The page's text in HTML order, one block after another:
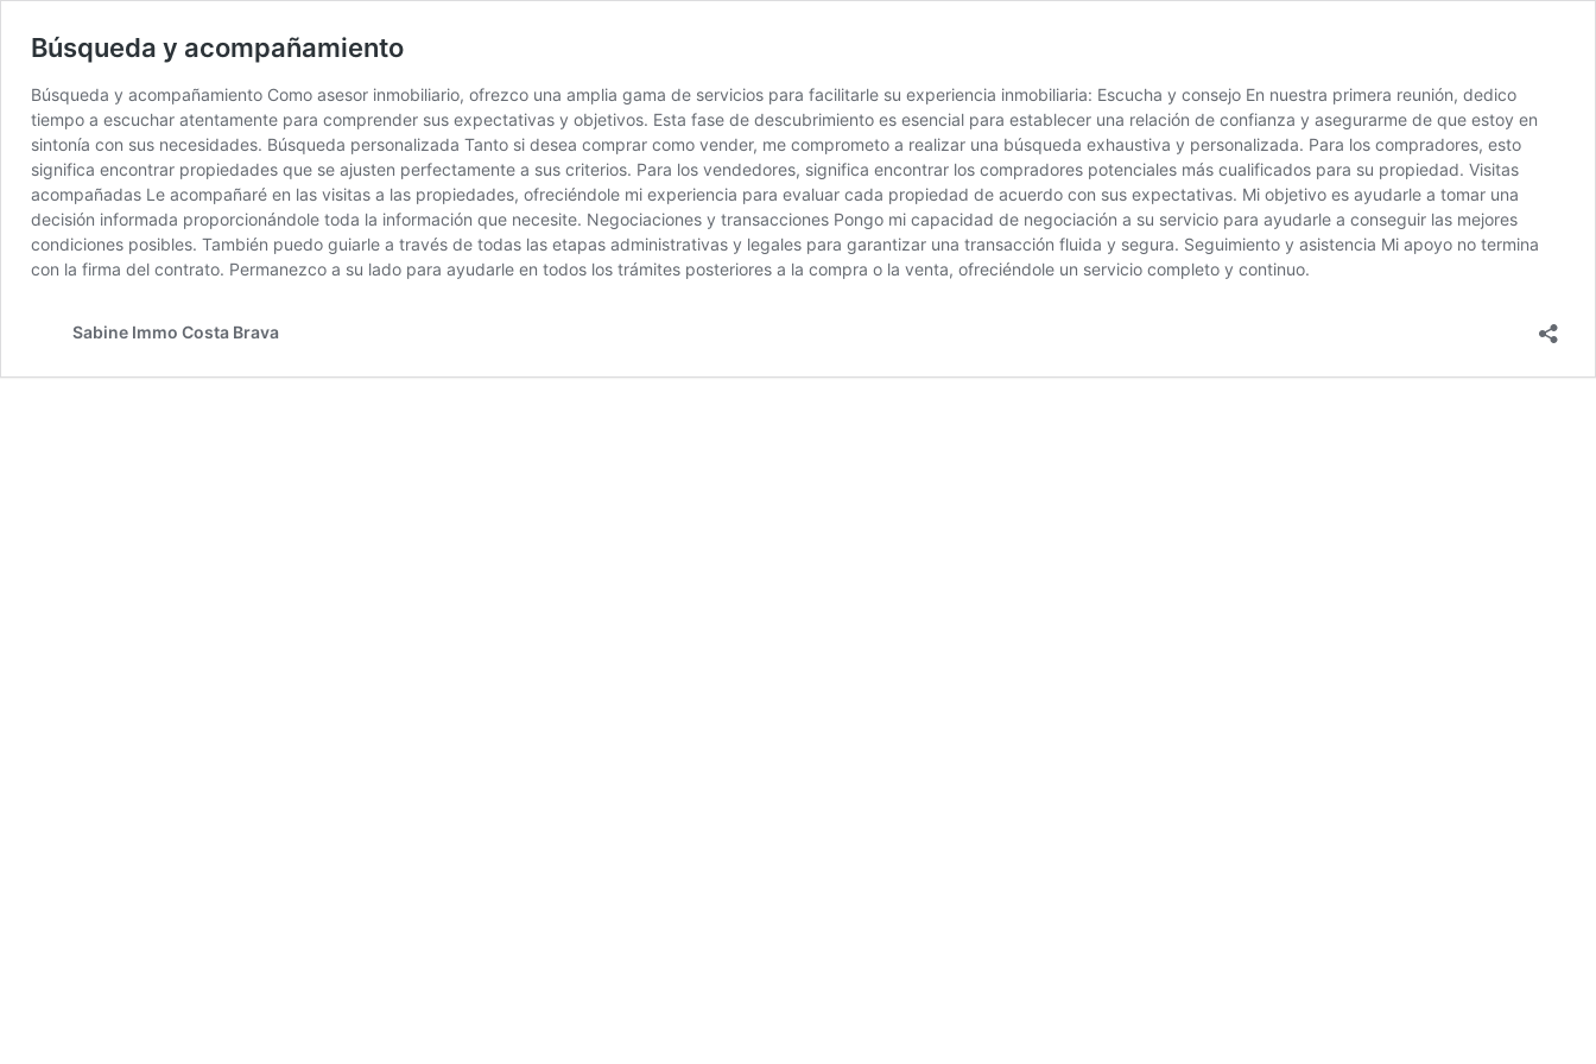
Búsqueda y acompañamiento
Búsqueda y acompañamiento Como asesor inmobiliario, ofrezco una amplia gama de servicios para facilitarle su experiencia inmobiliaria: Escucha y consejo En nuestra primera reunión, dedico
tiempo a escuchar atentamente para comprender sus expectativas y objetivos. Esta fase de descubrimiento es esencial para establecer una relación de confianza y asegurarme de que estoy en
sintonía con sus necesidades. Búsqueda personalizada Tanto si desea comprar como vender, me comprometo a realizar una búsqueda exhaustiva y personalizada. Para los compradores, esto
significa encontrar propiedades que se ajusten perfectamente a sus criterios. Para los vendedores, significa encontrar los compradores potenciales más cualificados para su propiedad. Visitas
acompañadas Le acompañaré en las visitas a las propiedades, ofreciéndole mi experiencia para evaluar cada propiedad de acuerdo con sus expectativas. Mi objetivo es ayudarle a tomar una
decisión informada proporcionándole toda la información que necesite. Negociaciones y transacciones Pongo mi capacidad de negociación a su servicio para ayudarle a conseguir las mejores
condiciones posibles. También puedo guiarle a través de todas las etapas administrativas y legales para garantizar una transacción fluida y segura. Seguimiento y asistencia Mi apoyo no termina
con la firma del contrato. Permanezco a su lado para ayudarle en todos los trámites posteriores a la compra o la venta, ofreciéndole un servicio completo y continuo.
Sabine Immo Costa Brava